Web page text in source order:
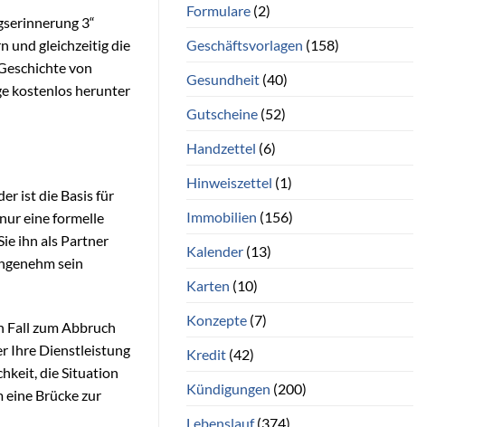
3“
und gleichzeitig die
von
kostenlos herunter
ist die Basis für
eine formelle
ihn als Partner
sein
Fall zum Abbruch
Ihre Dienstleistung
die Situation
eine Brücke zur
Formulare(2)
Geschäftsvorlagen (158)
Gesundheit(40)
Gutscheine(52)
Handzettel (6)
Hinweiszettel (1)
Immobilien (156)
Kalender(13)
Karten (10)
Konzepte(7)
Kredit(42)
Kündigungen (200)
Lebenslauf(374)